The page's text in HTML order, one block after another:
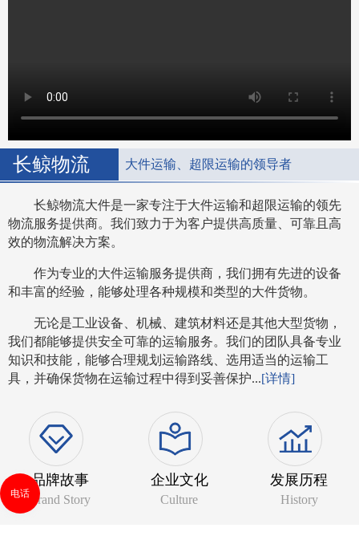
长鲸物流 大件运输、超限运输的领导者
长鲸物流大件是一家专注于大件运输和超限运输的领先
物流服务提供商。我们致力于为客户提供高质量、可靠且高
效的物流解决方案。
作为专业的大件运输服务提供商，我们拥有先进的设备
和丰富的经验，能够处理各种规模和类型的大件货物。
无论是工业设备、机械、建筑材料还是其他大型货物，
我们都能够提供安全可靠的运输服务。我们的团队具备专业
知识和技能，能够合理规划运输路线、选用适当的运输工
具，并确保货物在运输过程中得到妥善保护...[详情]
品牌故事
Brand Story
企业文化
Culture
发展历程
History
电话